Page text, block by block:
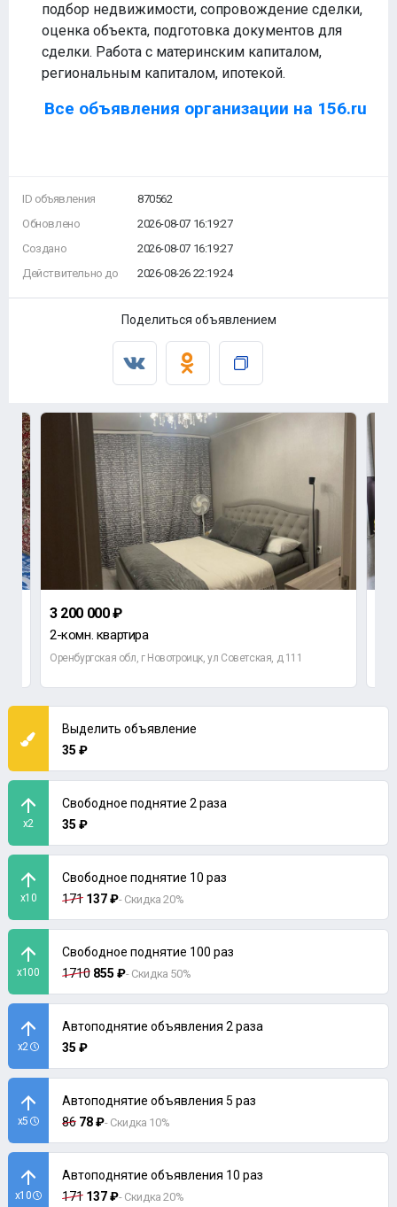
подбор недвижимости, сопровождение сделки,
оценка объекта, подготовка документов для
сделки. Работа с материнским капиталом,
региональным капиталом, ипотекой.
Все объявления организации на 156.ru
ID объявления
Обновлено
Создано
Действительно до
870562
2026-08-07 16:19:27
2026-08-07 16:19:27
2026-08-26 22:19:24
Поделиться объявлением
3 200 000 ₽
2-комн. квартира
Оренбургская обл, г Новотроицк, ул Советская, д 111
Выделить объявление
35 ₽
x2
Свободное поднятие 2 раза
35 ₽
x10
Свободное поднятие 10 раз
171 137 ₽- Скидка 20%
x100
Свободное поднятие 100 раз
1710 855 ₽- Скидка 50%
x2
Автоподнятие объявления 2 раза
35 ₽
x5
Автоподнятие объявления 5 раз
86 78 ₽- Скидка 10%
x10
Автоподнятие объявления 10 раз
171 137 ₽- Скидка 20%